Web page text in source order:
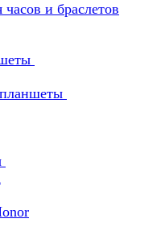
и браслетов